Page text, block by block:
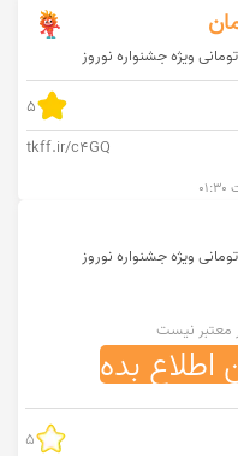
5
tkff.ir/c4GQ
معتبر نیست
بده
5